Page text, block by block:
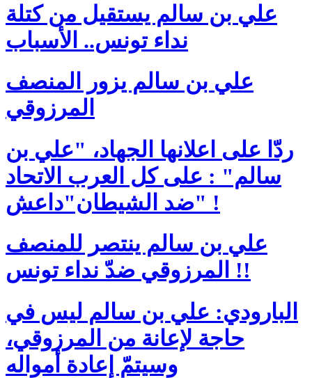
علي بن سالم يستقيل من كتلة
نداء تونس.. الأسباب
علي بن سالم يزور المنصف
المرزوقي
ردّا على اعلانها الجهاد، "علي بن
سالم" : على كل العرب الاتحاد
ضد الشيطان"داعش" !
علي بن سالم ينتصر للمنصف
المرزوقي ضدّ نداء تونس !!
البارودي: علي بن سالم ليس في
حاجة لإعانة من المرزوقي،
وسيتمّ إعادة أمواله